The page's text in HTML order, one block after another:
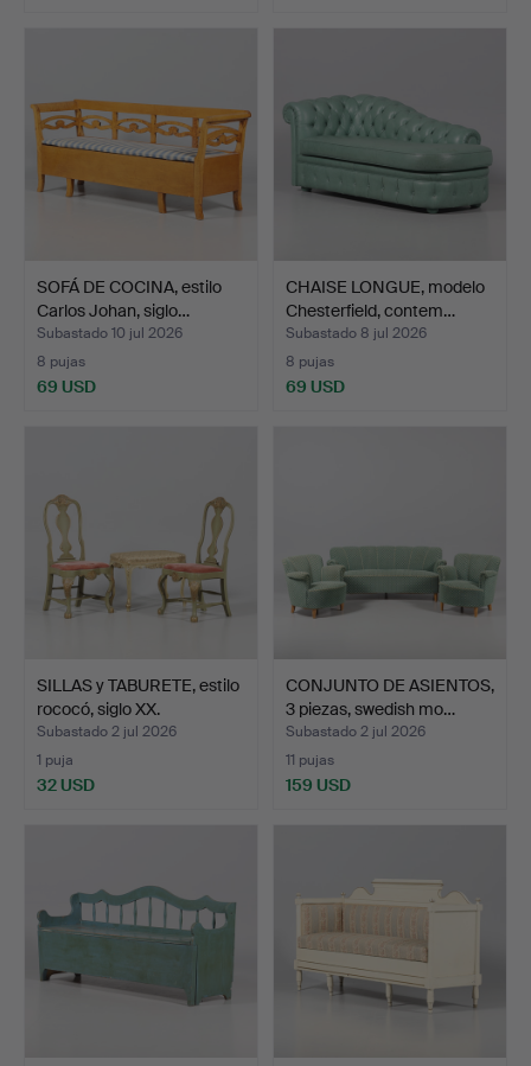
SOFÁ DE COCINA, estilo
Carlos Johan, siglo…
Subastado 10 jul 2026
8 pujas
69 USD
CHAISE LONGUE, modelo
Chesterfield, contem…
Subastado 8 jul 2026
8 pujas
69 USD
SILLAS y TABURETE, estilo
rococó, siglo XX.
Subastado 2 jul 2026
1 puja
32 USD
CONJUNTO DE ASIENTOS,
3 piezas, swedish mo…
Subastado 2 jul 2026
11 pujas
159 USD